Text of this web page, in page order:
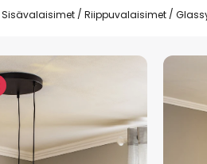
Sisävalaisimet Riippuvalaisimet